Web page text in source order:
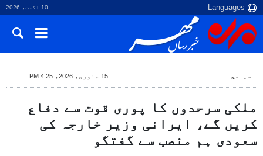
10 اگست، 2026
سياسي 15 جنوری، 2026، 4:25 PM
ملکی سرحدوں کا پوری قوت سے دفاع
کریں گے، ایرانی وزیر خارجہ کی
سعودی ہم منصب سے گفتگو